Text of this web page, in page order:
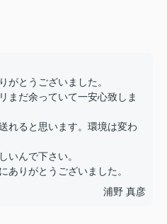
がとうございました。
まだ余っていて一安心致しま
れると思います。環境は変わ
いんで下さい。
ありがとうございました。
浦野 真彦